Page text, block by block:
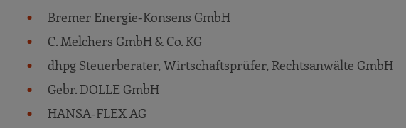
Bremer Energie-Konsens GmbH
C. Melchers GmbH & Co. KG
dhpg Steuerberater, Wirtschaftsprüfer, Rechtsanwälte GmbH
Gebr. DOLLE GmbH
HANSA-FLEX AG